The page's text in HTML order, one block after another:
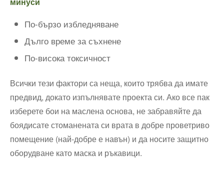
По-бързо избледняване
Дълго време за съхнене
По-висока токсичност
Всички тези фактори са неща, които трябва да имате
предвид, докато изпълнявате проекта си. Ако все пак
изберете бои на маслена основа, не забравяйте да
боядисате стоманената си врата в добре проветриво
помещение (най-добре е навън) и да носите защитно
оборудване като маска и ръкавици.